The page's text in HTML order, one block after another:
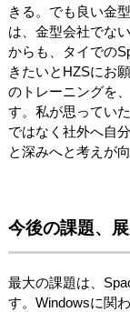
きる。でも良い金
は、金型会社でな
からも、タイでの
きたいとHZSにお
のトレーニングを
す。私が思ってい
ではなく社外へ自
と深みへと考えが
今後の課題、
最大の課題は、
す。Windowsに関